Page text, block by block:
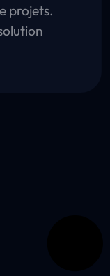
projets.